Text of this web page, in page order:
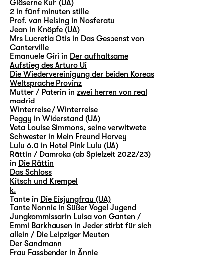
Gläserne Kuh (UA)
2 in fünf minuten stille
Prof. van Helsing in Nosferatu
Jean in Knöpfe (UA)
Mrs Lucretia Otis in Das Gespenst von
Canterville
Emanuele Giri in Der aufhaltsame
Aufstieg des Arturo Ui
Die Wiedervereinigung der beiden Koreas
Weltsprache Provinz
Mutter / Paterin in zwei herren von real
madrid
Winterreise / Winterreise
Peggy in Widerstand (UA)
Veta Louise Simmons, seine verwitwete
Schwester in Mein Freund Harvey
Lulu 6.0 in Hotel Pink Lulu (UA)
Rättin / Damroka (ab Spielzeit 2022/23)
in Die Rättin
Das Schloss
Kitsch und Krempel
k.
Tante in Die Eisjungfrau (UA)
Tante Nonnie in Süßer Vogel Jugend
Jungkommissarin Luisa von Ganten /
Emmi Barkhausen in Jeder stirbt für sich
allein / Die Leipziger Meuten
Der Sandmann
Frau Fassbender in Ännie